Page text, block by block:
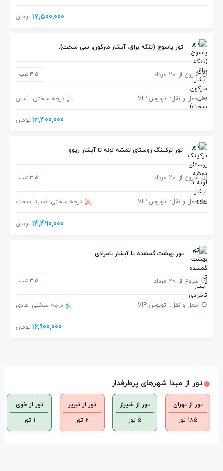
17,500,000 تومان
تور یاسوج (تنگه براق، آبشار مارگون، سی سخت).
شروع از: 20 مرداد 3.5 شب
حمل و نقل: اتوبوس VIP درجه سختی: آسان
13,400,000 تومان
تور ترکینگ روستای تمشه لونه تا آبشار ریوو.
شروع از: 20 مرداد 3.5 شب
حمل و نقل: اتوبوس VIP درجه سختی: نسبتا سخت
14,490,000 تومان
تور بهشت گمشده تا آبشار تامرادی
شروع از: 20 مرداد 3.5 شب
حمل و نقل: اتوبوس VIP درجه سختی: عادی
16,900,000 تومان
تور از مبدا شهرهای پرطرفدار
تور از تهران
185 تور
تور از شیراز
5 تور
تور از تبریز
2 تور
تور از خوی
1 تور